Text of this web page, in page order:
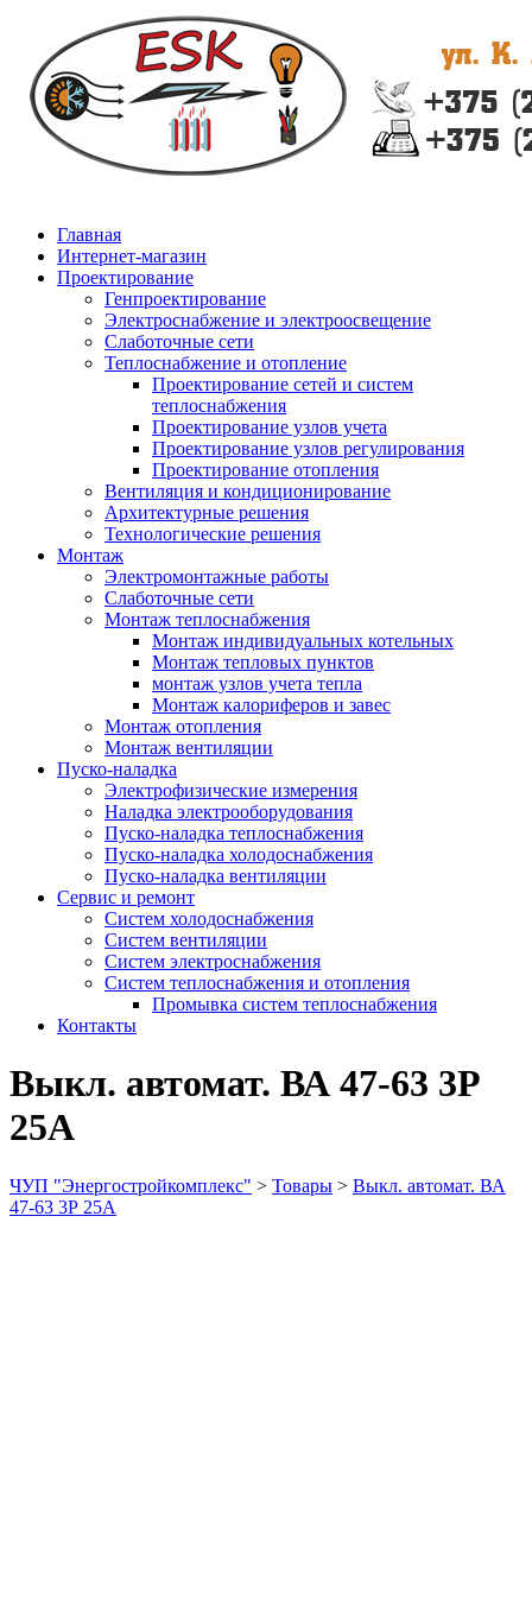
Главная
Интернет-магазин
Проектирование
Генпроектирование
Электроснабжение и электроосвещение
Слаботочные сети
Теплоснабжение и отопление
Проектирование сетей и систем
теплоснабжения
Проектирование узлов учета
Проектирование узлов регулирования
Проектирование отопления
Вентиляция и кондиционирование
Архитектурные решения
Технологические решения
Монтаж
Электромонтажные работы
Слаботочные сети
Монтаж теплоснабжения
Монтаж индивидуальных котельных
Монтаж тепловых пунктов
монтаж узлов учета тепла
Монтаж калориферов и завес
Монтаж отопления
Монтаж вентиляции
Пуско-наладка
Электрофизические измерения
Наладка электрооборудования
Пуско-наладка теплоснабжения
Пуско-наладка холодоснабжения
Пуско-наладка вентиляции
Сервис и ремонт
Систем холодоснабжения
Систем вентиляции
Систем электроснабжения
Систем теплоснабжения и отопления
Промывка систем теплоснабжения
Контакты
Выкл. автомат. ВА 47-63 3Р
25А
ЧУП "Энергостройкомплекс" > Товары > Выкл. автомат. ВА
47-63 3Р 25А